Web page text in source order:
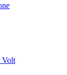
Volt